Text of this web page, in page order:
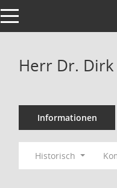
Toggle navigation
Herr Dr.
Informationen
Historisch